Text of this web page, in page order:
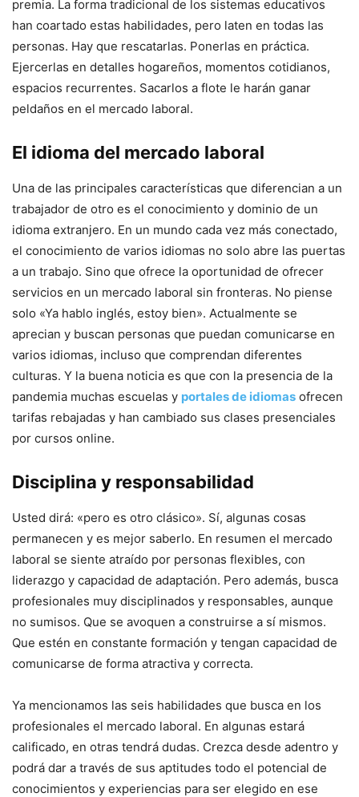
premia. La forma tradicional de los sistemas educativos
han coartado estas habilidades, pero laten en todas las
personas. Hay que rescatarlas. Ponerlas en práctica.
Ejercerlas en detalles hogareños, momentos cotidianos,
espacios recurrentes. Sacarlos a flote le harán ganar
peldaños en el mercado laboral.
El idioma del mercado laboral
Una de las principales características que diferencian a un
trabajador de otro es el conocimiento y dominio de un
idioma extranjero. En un mundo cada vez más conectado,
el conocimiento de varios idiomas no solo abre las puertas
a un trabajo. Sino que ofrece la oportunidad de ofrecer
servicios en un mercado laboral sin fronteras. No piense
solo «Ya hablo inglés, estoy bien». Actualmente se
aprecian y buscan personas que puedan comunicarse en
varios idiomas, incluso que comprendan diferentes
culturas. Y la buena noticia es que con la presencia de la
pandemia muchas escuelas y portales de idiomas ofrecen
tarifas rebajadas y han cambiado sus clases presenciales
por cursos online.
Disciplina y responsabilidad
Usted dirá: «pero es otro clásico». Sí, algunas cosas
permanecen y es mejor saberlo. En resumen el mercado
laboral se siente atraído por personas flexibles, con
liderazgo y capacidad de adaptación. Pero además, busca
profesionales muy disciplinados y responsables, aunque
no sumisos. Que se avoquen a construirse a sí mismos.
Que estén en constante formación y tengan capacidad de
comunicarse de forma atractiva y correcta.
Ya mencionamos las seis habilidades que busca en los
profesionales el mercado laboral. En algunas estará
calificado, en otras tendrá dudas. Crezca desde adentro y
podrá dar a través de sus aptitudes todo el potencial de
conocimientos y experiencias para ser elegido en ese